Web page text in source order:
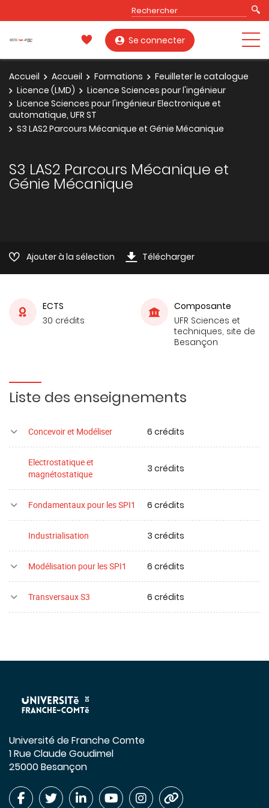
Se connecter
Accueil Accueil Formations
Feuilleter le catalogue
Licence (LMD)
Licence Sciences pour l'ingénieur
Licence Sciences pour l'ingénieur Electronique et
automatique, UFR ST
S3 LAS2 Parcours Mécanique et Génie Mécanique
S3 LAS2 Parcours Mécanique et
Génie Mécanique
Ajouter à la sélection Télécharger
ECTS
30 crédits
Composante
UFR Sciences et
techniques, site de
Besançon
Liste des enseignements
Concevoir et Modéliser 6 crédits
Electrostatique et
magnétostatique
3 crédits
Fondamentaux pour les SPI1 6 crédits
Industrialisation 3 crédits
Modélisation pour les SPI1 6 crédits
Transversaux S3 6 crédits
Université de Franche Comte
1 Rue Claude Goudimel
25000 Besançon